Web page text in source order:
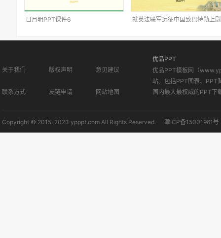
日月明PPT课件6
就英法联军远征中国致巴特勒上
关于我们 版权声明 意见建议
联系方式 友链申请 网站地图
优品PPT
优品PPT模板网（
站。包括PPT图表、PPT
国内最大最权威的PPT下
Copyright © 2015-2023 ypppt.com All Rights Reserved. 津ICP备15001961号